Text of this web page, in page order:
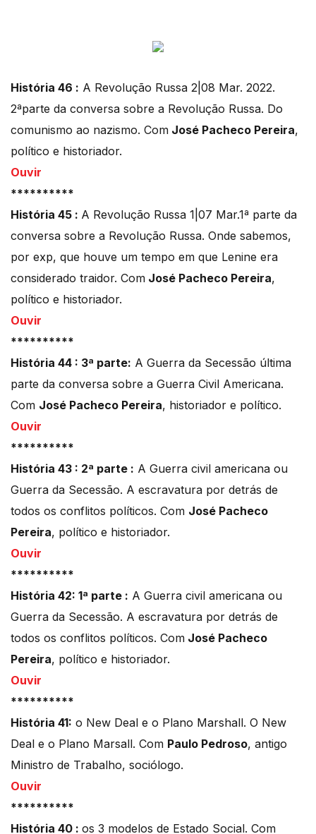
História 46 : A Revolução Russa 2|08 Mar. 2022.
2ªparte da conversa sobre a Revolução Russa. Do
comunismo ao nazismo. Com José Pacheco Pereira,
político e historiador.
Ouvir
**********
História 45 : A Revolução Russa 1|07 Mar.1ª parte da
conversa sobre a Revolução Russa. Onde sabemos,
por exp, que houve um tempo em que Lenine era
considerado traidor. Com José Pacheco Pereira,
político e historiador.
Ouvir
**********
História 44 : 3ª parte: A Guerra da Secessão última
parte da conversa sobre a Guerra Civil Americana.
Com José Pacheco Pereira, historiador e político.
Ouvir
**********
História 43 : 2ª parte : A Guerra civil americana ou
Guerra da Secessão. A escravatura por detrás de
todos os conflitos políticos. Com José Pacheco
Pereira, político e historiador.
Ouvir
**********
História 42: 1ª parte : A Guerra civil americana ou
Guerra da Secessão. A escravatura por detrás de
todos os conflitos políticos. Com José Pacheco
Pereira, político e historiador.
Ouvir
**********
História 41: o New Deal e o Plano Marshall. O New
Deal e o Plano Marsall. Com Paulo Pedroso, antigo
Ministro de Trabalho, sociólogo.
Ouvir
**********
História 40 : os 3 modelos de Estado Social. Com